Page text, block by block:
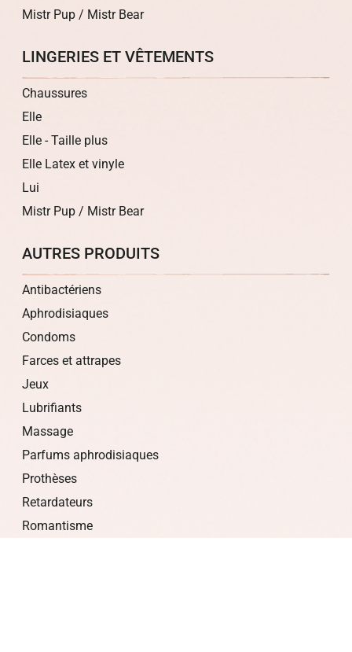
Mistr Pup / Mistr Bear
LINGERIES ET VÊTEMENTS
Chaussures
Elle
Elle - Taille plus
Elle Latex et vinyle
Lui
Mistr Pup / Mistr Bear
AUTRES PRODUITS
Antibactériens
Aphrodisiaques
Condoms
Farces et attrapes
Jeux
Lubrifiants
Massage
Parfums aphrodisiaques
Prothèses
Retardateurs
Romantisme